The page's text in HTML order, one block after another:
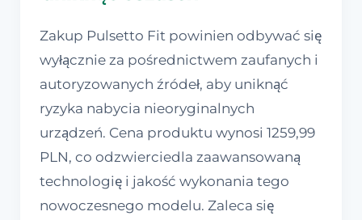
Zakup Pulsetto Fit powinien odbywać się
wyłącznie za pośrednictwem zaufanych i
autoryzowanych źródeł, aby uniknąć
ryzyka nabycia nieoryginalnych
urządzeń. Cena produktu wynosi 1259,99
PLN, co odzwierciedla zaawansowaną
technologię i jakość wykonania tego
nowoczesnego modelu. Zaleca się